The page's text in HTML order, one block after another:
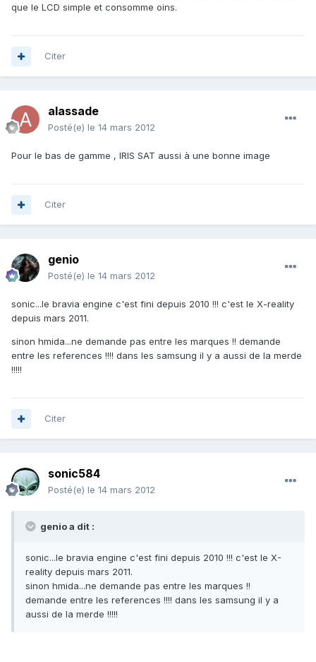
que le LCD simple et consomme oins.
Citer
alassade
Posté(e) le 14 mars 2012
Pour le bas de gamme , IRIS SAT aussi à une bonne image
Citer
genio
Posté(e) le 14 mars 2012
sonic...le bravia engine c'est fini depuis 2010 !!! c'est le X-reality
depuis mars 2011.
sinon hmida...ne demande pas entre les marques !! demande
entre les references !!!! dans les samsung il y a aussi de la merde
!!!!!
Citer
sonic584
Posté(e) le 14 mars 2012
genio a dit :
sonic...le bravia engine c'est fini depuis 2010 !!! c'est le X-
reality depuis mars 2011.
sinon hmida...ne demande pas entre les marques !!
demande entre les references !!!! dans les samsung il y a
aussi de la merde !!!!!